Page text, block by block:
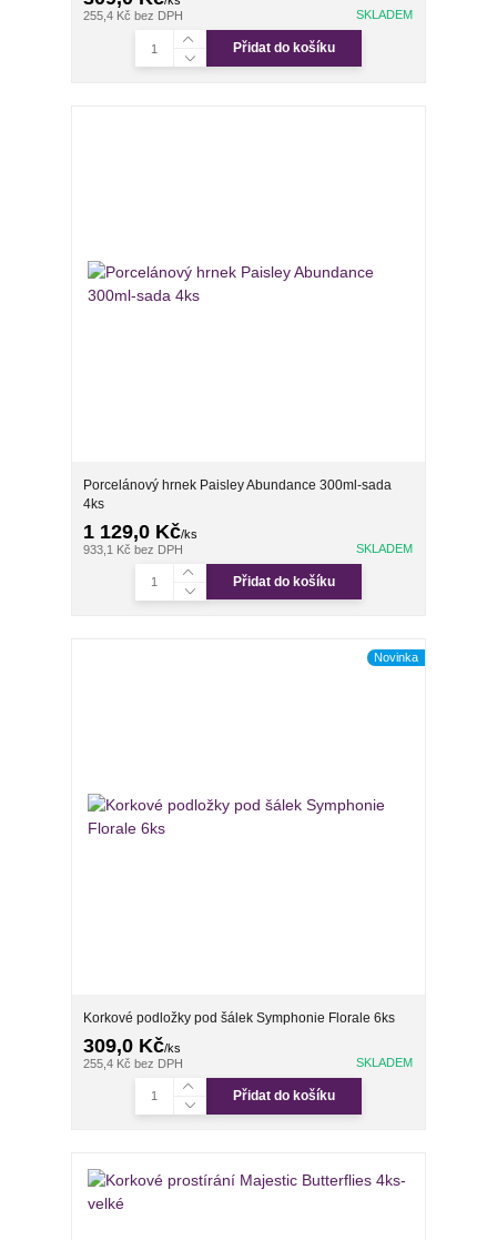
255,4 Kč bez DPH SKLADEM
Přidat do košíku
Porcelánový hrnek Paisley Abundance 300ml-sada
4ks
1 129,0 Kč/ks
933,1 Kčbez DPH SKLADEM
Přidat do košíku
Novinka
Korkové podložky pod šálek Symphonie Florale 6ks
309,0 Kč/ks
255,4 Kčbez DPH SKLADEM
Přidat do košíku